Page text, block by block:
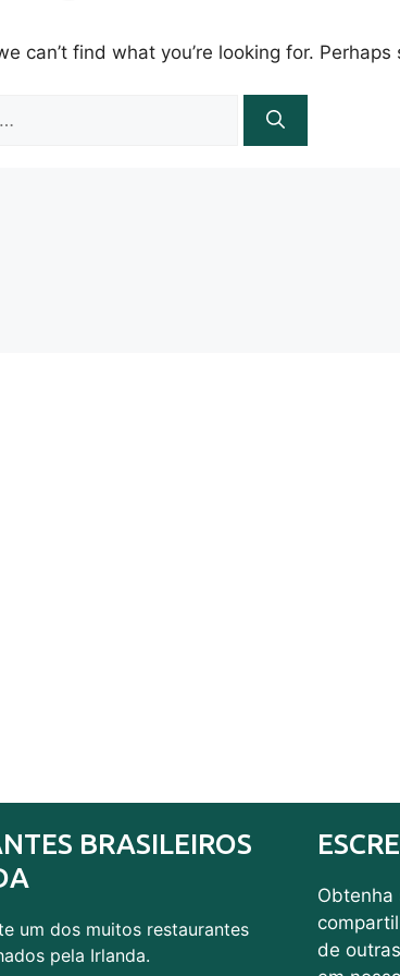
can’t find what you’re looking for.
BRASILEIROS
um dos muitos restaurantes
pela Irlanda.
Obtenha
de